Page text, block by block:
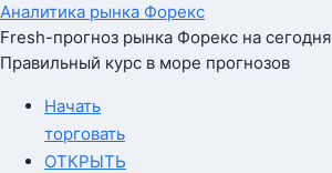
Аналитика рынка Форекс
Fresh-прогноз рынка Форекс на сегодня
Правильный курс в море прогнозов
Начать
торговать
ОТКРЫТЬ